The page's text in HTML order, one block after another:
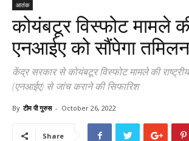
आतंक
कोयंबटूर विस्फोट मामले
एनआईए को सौंपेगा
केंद्र सरकार से कोयंबटूर विस्फोट मामले की
(एनआईए) से जांच कराने की सिफारिश
By टीम पी गुरुस - October 26, 2022
Share